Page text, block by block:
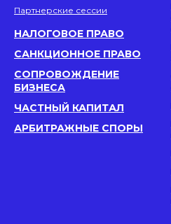
Партнерские сессии
НАЛОГОВОЕ ПРАВО
САНКЦИОННОЕ ПРАВО
СОПРОВОЖДЕНИЕ
БИЗНЕСА
ЧАСТНЫЙ КАПИТАЛ
АРБИТРАЖНЫЕ СПОРЫ